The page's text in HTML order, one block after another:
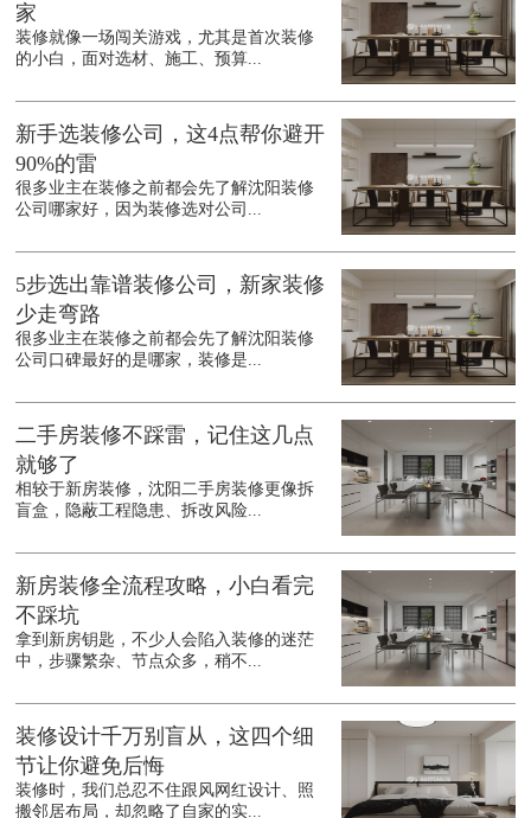
家
装修就像一场闯关游戏，尤其是首次装修
的小白，面对选材、施工、预算...
新手选装修公司，这4点帮你避开
90%的雷
很多业主在装修之前都会先了解沈阳装修
公司哪家好，因为装修选对公司...
5步选出靠谱装修公司，新家装修
少走弯路
很多业主在装修之前都会先了解沈阳装修
公司口碑最好的是哪家，装修是...
二手房装修不踩雷，记住这几点
就够了
相较于新房装修，沈阳二手房装修更像拆
盲盒，隐蔽工程隐患、拆改风险...
新房装修全流程攻略，小白看完
不踩坑
拿到新房钥匙，不少人会陷入装修的迷茫
中，步骤繁杂、节点众多，稍不...
装修设计千万别盲从，这四个细
节让你避免后悔
装修时，我们总忍不住跟风网红设计、照
搬邻居布局，却忽略了自家的实...